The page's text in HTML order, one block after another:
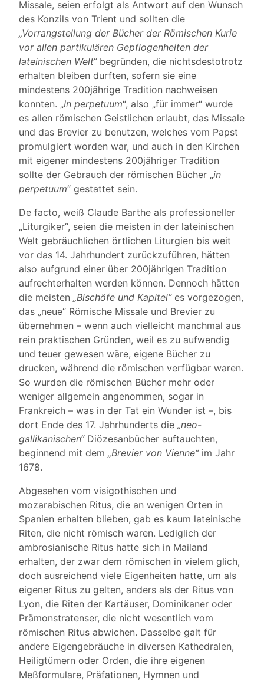
Missale, seien erfolgt als Antwort auf den Wunsch
des Konzils von Trient und sollten die
„Vorrangstellung der Bücher der Römischen Kurie
vor allen partikulären Gepflogenheiten der
lateinischen Welt“begründen, die nichtsdestotrotz
erhalten bleiben durften, sofern sie eine
mindestens 200jährige Tradition nachweisen
konnten. „In perpetuum“, also „für immer“ wurde
es allen römischen Geistlichen erlaubt, das Missale
und das Brevier zu benutzen, welches vom Papst
promulgiert worden war, und auch in den Kirchen
mit eigener mindestens 200jähriger Tradition
sollte der Gebrauch der römischen Bücher „in
perpetuum“ gestattet sein.
De facto, weiß Claude Barthe als professioneller
„Liturgiker“, seien die meisten in der lateinischen
Welt gebräuchlichen örtlichen Liturgien bis weit
vor das 14. Jahrhundert zurückzuführen, hätten
also aufgrund einer über 200jährigen Tradition
aufrechterhalten werden können. Dennoch hätten
die meisten „Bischöfe und Kapitel“es vorgezogen,
das „neue“ Römische Missale und Brevier zu
übernehmen – wenn auch vielleicht manchmal aus
rein praktischen Gründen, weil es zu aufwendig
und teuer gewesen wäre, eigene Bücher zu
drucken, während die römischen verfügbar waren.
So wurden die römischen Bücher mehr oder
weniger allgemein angenommen, sogar in
Frankreich – was in der Tat ein Wunder ist –, bis
dort Ende des 17. Jahrhunderts die „neo-
gallikanischen“Diözesanbücher auftauchten,
beginnend mit dem „Brevier von Vienne“im Jahr
1678.
Abgesehen vom visigothischen und
mozarabischen Ritus, die an wenigen Orten in
Spanien erhalten blieben, gab es kaum lateinische
Riten, die nicht römisch waren. Lediglich der
ambrosianische Ritus hatte sich in Mailand
erhalten, der zwar dem römischen in vielem glich,
doch ausreichend viele Eigenheiten hatte, um als
eigener Ritus zu gelten, anders als der Ritus von
Lyon, die Riten der Kartäuser, Dominikaner oder
Prämonstratenser, die nicht wesentlich vom
römischen Ritus abwichen. Dasselbe galt für
andere Eigengebräuche in diversen Kathedralen,
Heiligtümern oder Orden, die ihre eigenen
Meßformulare, Präfationen, Hymnen und